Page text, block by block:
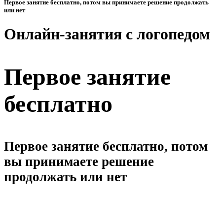
Первое занятие бесплатно, потом вы принимаете решение продолжать
или нет
Онлайн-занятия с логопедом
Первое занятие
бесплатно
Первое занятие бесплатно, потом
вы принимаете решение
продолжать или нет